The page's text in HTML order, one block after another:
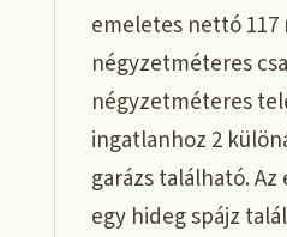
emeletes nettó 117
négyzetméteres
négyzetméteres
ingatlanhoz 2
garázs található. Az
egy hideg spájz